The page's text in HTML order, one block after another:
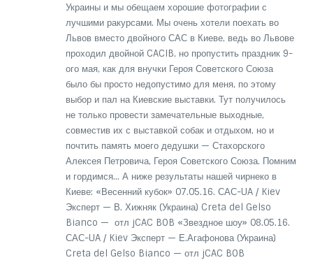
Украины и мы обещаем хорошие фотографии с
лучшими ракурсами. Мы очень хотели поехать во
Львов вместо двойного САС в Киеве, ведь во Львове
проходил двойной CACIB, но пропустить праздник 9-
ого мая, как для внучки Героя Советского Союза
было бы просто недопустимо для меня, по этому
выбор и пал на Киевские выставки. Тут получилось
не только провести замечательные выходные,
совместив их с выставкой собак и отдыхом, но и
почтить память моего дедушки — Стахорского
Алексея Петровича, Героя Советского Союза. Помним
и гордимся… А ниже результаты нашей чирнеко в
Киеве: «Весенний кубок» 07.05.16. САС-UA / Kiev
Эксперт — В. Хижняк (Украина) Creta del Gelso
Bianco — отл jCAC BOB «Звездное шоу» 08.05.16.
САС-UA / Kiev Эксперт — Е.Агафонова (Украина)
Creta del Gelso Bianco — отл jCAC BOB